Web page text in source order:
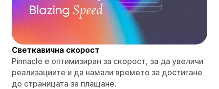
Светкавична скорост
Pinnacle е оптимизиран за скорост, за да увеличи
реализациите и да намали времето за достигане
до страницата за плащане.